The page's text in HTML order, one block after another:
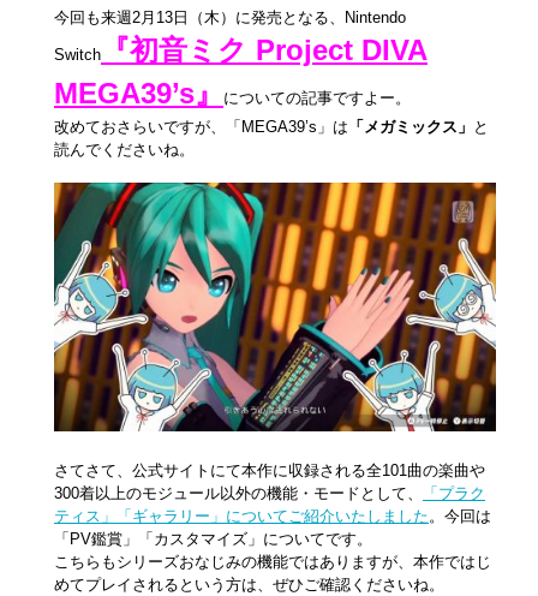
今回も来週2月13日（木）に発売となる、Nintendo
Switch
『初音ミク Project DIVA
MEGA39’s』
についての記事ですよー。
改めておさらいですが、「MEGA39’s」は 「メガミックス」 と
読んでくださいね。
さてさて、公式サイトにて本作に収録される全101曲の楽曲や
300着以上のモジュール以外の機能・モードとして、
「プラク
ティス」「ギャラリー」についてご紹介いたしました。今回は
「PV鑑賞」「カスタマイズ」についてです。
こちらもシリーズおなじみの機能ではありますが、本作ではじ
めてプレイされるという方は、ぜひご確認くださいね。